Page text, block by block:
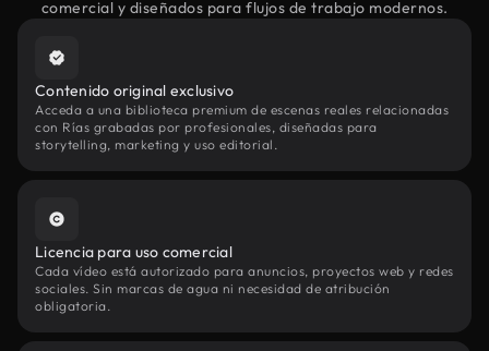
comercial y diseñados para flujos de trabajo modernos.
Contenido original exclusivo
Acceda a una biblioteca premium de escenas reales relacionadas
con Rías grabadas por profesionales, diseñadas para
storytelling, marketing y uso editorial.
Licencia para uso comercial
Cada vídeo está autorizado para anuncios, proyectos web y redes
sociales. Sin marcas de agua ni necesidad de atribución
obligatoria.